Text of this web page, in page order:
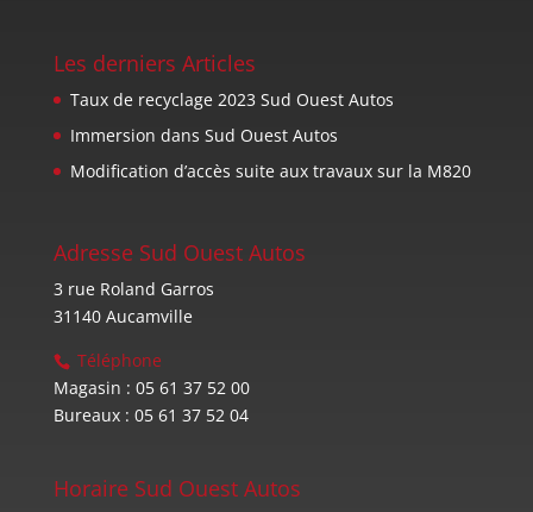
Les derniers Articles
Taux de recyclage 2023 Sud Ouest Autos
Immersion dans Sud Ouest Autos
Modification d’accès suite aux travaux sur la M820
Adresse Sud Ouest Autos
3 rue Roland Garros
31140 Aucamville
Téléphone
Magasin : 05 61 37 52 00
Bureaux : 05 61 37 52 04
Horaire Sud Ouest Autos